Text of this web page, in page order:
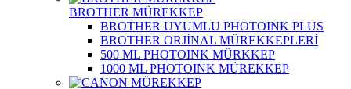
BROTHER MÜREKKEP
BROTHER UYUMLU PHOTOINK PLUS
BROTHER ORJİNAL MÜREKKEPLERİ
500 ML PHOTOINK MÜRKKEP
1000 ML PHOTOINK MÜREKKEP